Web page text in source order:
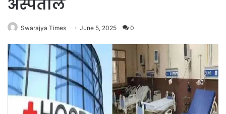
अस्पताल
Swarajya Times June 5, 2025 0